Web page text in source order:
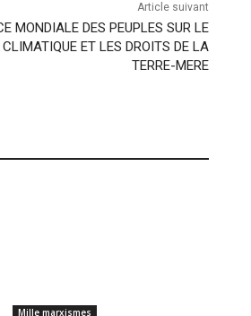
Article suivant
MONDIALE DES PEUPLES SUR LE
ET LES DROITS DE LA
TERRE-MERE
Mille marxismes